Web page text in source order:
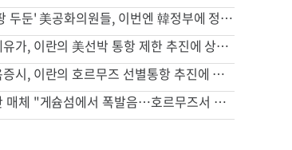
'쿠팡 두둔' 美공화의원들, 이번엔 韓정부에 정통망법 압박 서한
국제유가, 이란의 美선박 통항 제한 추진에 상승…브렌트 4%↑
뉴욕증시, 이란의 호르무즈 선별통항 추진에 하락…다우 0.9%↓
이란 매체 "게슘섬에서 폭발음…호르무즈서 적대 표적 무력화"